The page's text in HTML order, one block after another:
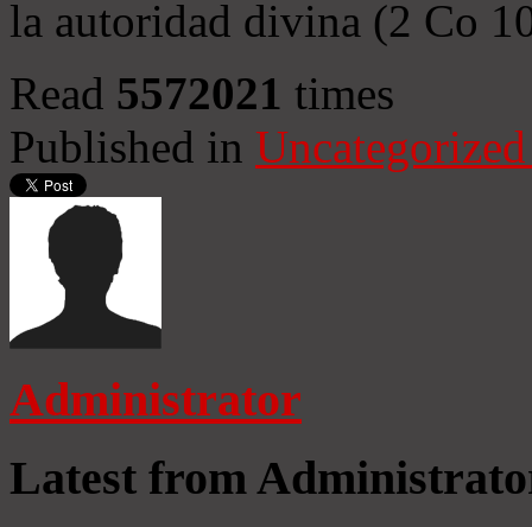
la autoridad divina (2 Co
Read 5572021 times
Published in
Administrator
Latest from